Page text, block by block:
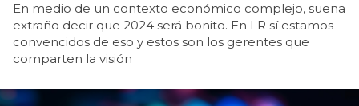
En medio de un contexto económico complejo, suena
extraño decir que 2024 será bonito. En LR sí estamos
convencidos de eso y estos son los gerentes que
comparten la visión